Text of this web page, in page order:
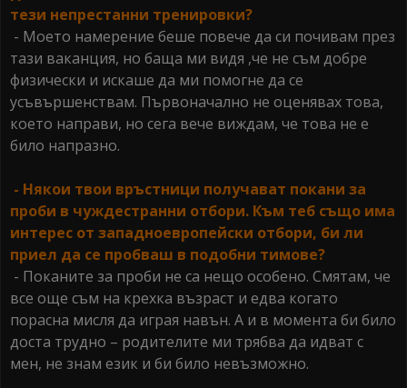
тези непрестанни тренировки?
- Моето намерение беше повече да си почивам през
тази ваканция, но баща ми видя ,че не съм добре
физически и искаше да ми помогне да се
усъвършенствам. Първоначално не оценявах това,
което направи, но сега вече виждам, че това не е
било напразно.
- Някои твои връстници получават покани за
проби в чуждестранни отбори. Към теб също има
интерес от западноевропейски отбори, би ли
приел да се пробваш в подобни тимове?
- Поканите за проби не са нещо особено. Смятам, че
все още съм на крехка възраст и едва когато
порасна мисля да играя навън. А и в момента би било
доста трудно – родителите ми трябва да идват с
мен, не знам език и би било невъзможно.